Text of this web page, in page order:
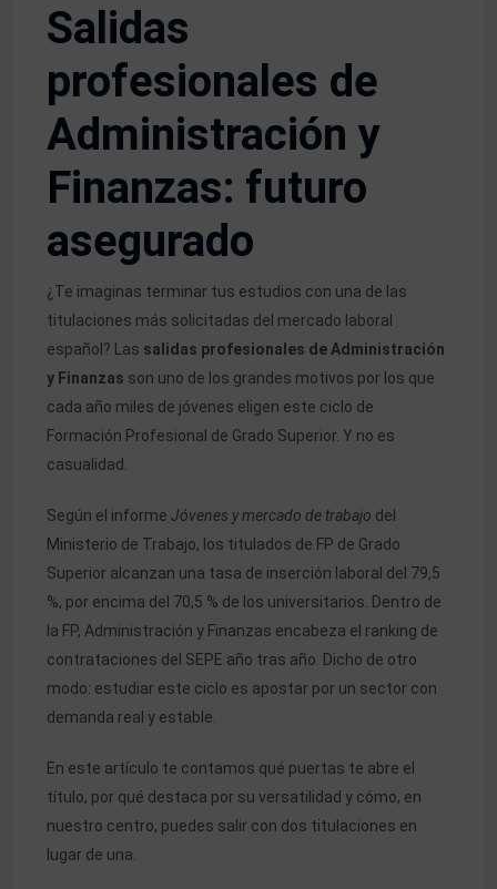
Salidas
profesionales de
Administración y
Finanzas: futuro
asegurado
¿Te imaginas terminar tus estudios con una de las
titulaciones más solicitadas del mercado laboral
español? Las salidas profesionales de Administración
y Finanzas son uno de los grandes motivos por los que
cada año miles de jóvenes eligen este ciclo de
Formación Profesional de Grado Superior. Y no es
casualidad.
Según el informe Jóvenes y mercado de trabajo del
Ministerio de Trabajo, los titulados de FP de Grado
Superior alcanzan una tasa de inserción laboral del 79,5
%, por encima del 70,5 % de los universitarios. Dentro de
la FP, Administración y Finanzas encabeza el ranking de
contrataciones del SEPE año tras año. Dicho de otro
modo: estudiar este ciclo es apostar por un sector con
demanda real y estable.
En este artículo te contamos qué puertas te abre el
título, por qué destaca por su versatilidad y cómo, en
nuestro centro, puedes salir con dos titulaciones en
lugar de una.